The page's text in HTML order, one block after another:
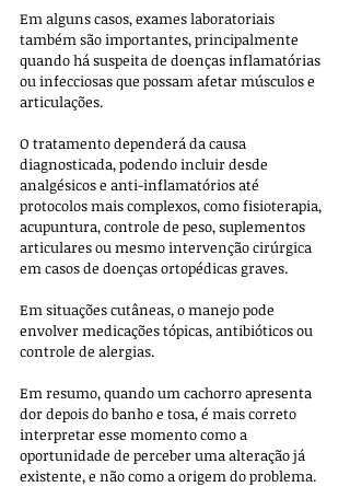
Em alguns casos, exames laboratoriais
também são importantes, principalmente
quando há suspeita de doenças inflamatórias
ou infecciosas que possam afetar músculos e
articulações.
O tratamento dependerá da causa
diagnosticada, podendo incluir desde
analgésicos e anti-inflamatórios até
protocolos mais complexos, como fisioterapia,
acupuntura, controle de peso, suplementos
articulares ou mesmo intervenção cirúrgica
em casos de doenças ortopédicas graves.
Em situações cutâneas, o manejo pode
envolver medicações tópicas, antibióticos ou
controle de alergias.
Em resumo, quando um cachorro apresenta
dor depois do banho e tosa, é mais correto
interpretar esse momento como a
oportunidade de perceber uma alteração já
existente, e não como a origem do problema.